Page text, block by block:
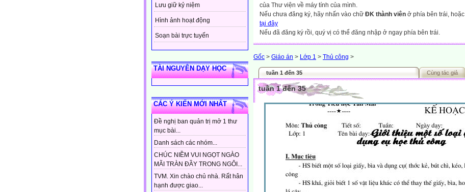
Lưu giữ kỷ niệm
Hình ảnh hoạt động
Soạn bài trực tuyến
TÀI NGUYÊN DẠY HỌC
CÁC Ý KIẾN MỚI NHẤT
Đề nghị ban quản trị mở 1 thư
mục bài...
Danh sách các nhóm...
CHÚC NIỀM VUI NGỌT NGÀO
MÃI TRÀN ĐẦY TRONG NGÔI...
TVM. Xin chào chủ nhà. Rất hân
hạnh được giao...
của Thư viện về máy tính của mình.
Nếu chưa đăng ký, hãy nhấn vào chữ ĐK thành viên ở phía bên trái, hoặc
tại đây
Nếu đã đăng ký rồi, quý vị có thể đăng nhập ở ngay phía bên trái.
Gốc > Giáo án > Lớp 1 > Thủ công >
tuần 1 đến 35 Cùng tác giả
tuần 1 đến 35